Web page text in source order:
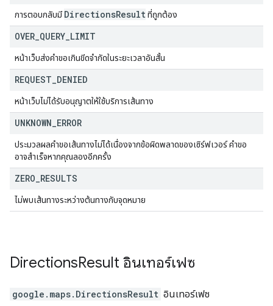
การตอบกลับมี DirectionsResultที่ถูกต้อง
OVER QUERY LIMIT
หน้าเว็บส่งคำขอเกินขีดจำกัดในระยะเวลาอันสั้น
REQUEST DENIED
หน้าเว็บไม่ได้รับอนุญาตให้ใช้บริการเส้นทาง
UNKNOWN ERROR
ประมวลผลคำขอเส้นทางไม่ได้เนื่องจากข้อผิดพลาดของเซิร์ฟเวอร์ คำขอ
อาจสำเร็จหากคุณลองอีกครั้ง
ZERO RESULTS
ไม่พบเส้นทางระหว่างต้นทางกับจุดหมาย
DirectionsResult อินเทอร์เฟซ
google.maps. DirectionsResult อินเทอร์เฟซ